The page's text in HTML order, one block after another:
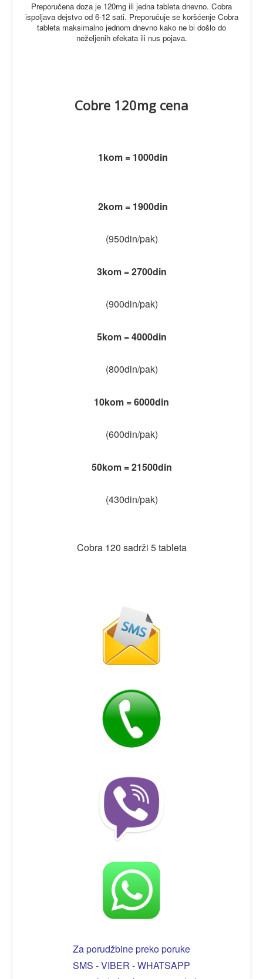
Preporučena doza je 120mg ili jedna tableta dnevno. Cobra
ispoljava dejstvo od 6-12 sati. Preporučuje se koršćenje Cobra
tableta maksimalno jednom dnevno kako ne bi došlo do
neželjenih efekata ili nus pojava.
Cobre 120mg cena
1kom = 1000din
2kom = 1900din
(950din/pak)
3kom = 2700din
(900din/pak)
5kom = 4000din
(800din/pak)
10kom = 6000din
(600din/pak)
50kom = 21500din
(430din/pak)
Cobra 120 sadrži 5 tableta
Za porudžbine preko poruke
SMS - VIBER - WHATSAPP